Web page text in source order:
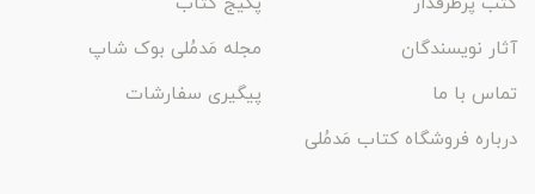
آثار نویسندگان
مجله مَدمُلی بوک شاپ
تماس با ما
پیگیری سفارشات
درباره فروشگاه کتاب مَدمُلی